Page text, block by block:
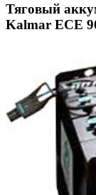
Тяговый
Kalmar ECE